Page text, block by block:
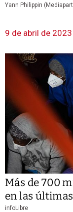
Yann Philippin
9 de abril de 2023
Más de 700
en las
infoLibre